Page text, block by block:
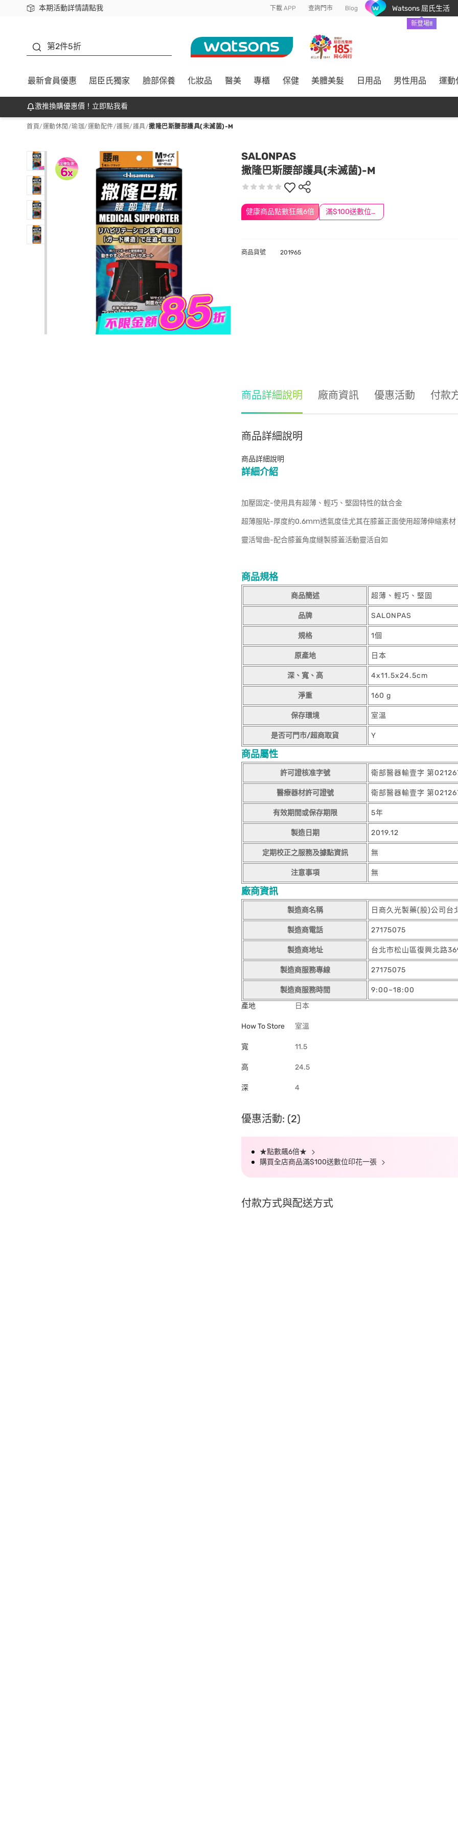
本期活動詳情請點我
下載app最高回饋$350 下載 APP 查詢門市 Blog Watsons 屈氏生活
新登場!!
第2件5折
最新會員優惠 屈臣氏獨家 臉部保養 化妝品 醫美 專櫃 保健 美體美髮 日用品 男性用品 運動
激推換購優惠價！立即點我看
首頁/運動休閒 /瑜珈/運動配件/護腕/護具/撒隆巴斯腰部護具(未滅菌)-M
SALONPAS
撒隆巴斯腰部護具(未滅菌)-M
健康商品點數狂飆6倍 滿$100送數位印花
商品貨號 201965
商品詳細說明 廠商資訊 優惠活動 付款
商品詳細說明
商品詳細說明
詳細介紹
加壓固定-使用具有超薄、輕巧、堅固特性的鈦合金
超薄服貼-厚度約0.6ｍｍ透氣度佳尤其在膝蓋正面使用超薄伸縮素材
靈活彎曲-配合膝蓋角度縫製膝蓋活動靈活自如
商品規格
商品簡述 超薄、輕巧、堅固
品牌 SALONPAS
規格 1個
原產地 日本
深、寬、高 4x11.5x24.5cm
淨重 160 g
保存環境 室溫
是否可門市/超商取貨 Y
商品屬性
許可證核准字號 衛部醫器輸壹字 第
醫療器材許可證號 衛部醫器輸壹字 第
有效期間或保存期限 5年
製造日期 2019.12
定期校正之服務及據點資訊 無
注意事項 無
廠商資訊
製造商名稱 日商久光製藥(股)公司台
製造商電話 27175075
製造商地址 台北市松山區復興北路
製造商服務專線 27175075
製造商服務時間
9:00~18:00
產地
日本
How To Store 室溫
寬 11.5
高 24.5
深 4
優惠活動: (2)
★點數飆6倍★
購買全店商品滿$100送數位印花一張
付款方式與配送方式